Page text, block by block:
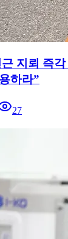
지뢰 즉
하라”
27